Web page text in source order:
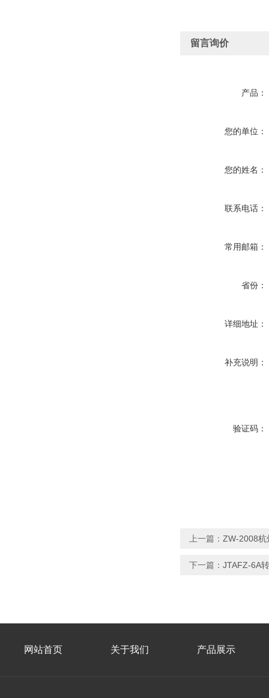
留言询价
产品：
您的单位：
您的姓名：
联系电话：
常用邮箱：
省份：
详细地址：
补充说明：
验证码：
上一篇： ZW-2008杭
下一篇： JTAFZ-6A
网站首页 关于我们 产品展示